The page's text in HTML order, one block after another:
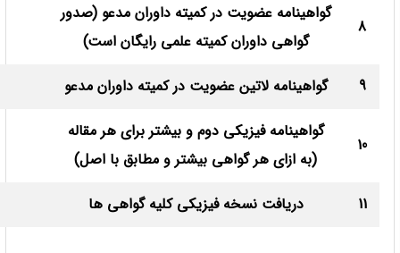
8
گواهینامه عضویت در کمیته داوران مدعو (صدور
گواهی داوران کمیته علمی رایگان است)
9
گواهینامه لاتین عضویت در کمیته داوران مدعو
10
گواهینامه فیزیکی دوم و بیشتر برای هر مقاله
(به ازای هر گواهی بیشتر و مطابق با اصل)
11
دریافت نسخه فیزیکی کلیه گواهی ها